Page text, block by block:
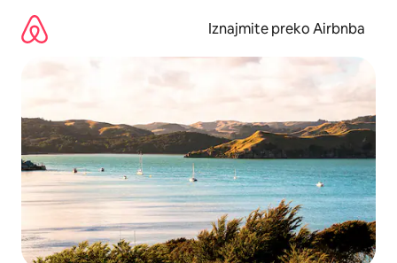
sadržaj
Iznajmite preko Airbnba